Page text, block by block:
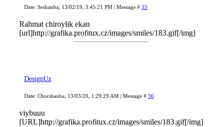
Date: Seshanba, 13/02/19, 3:45:21 PM | Message # 35
Rahmat chiroylik ekan
[url]http://grafika.profitux.cz/images/smiles/183.gif[/img]
DesignUz
Date: Chorshanba, 13/03/20, 1:29:29 AM | Message # 36
viybuuu
[URL]http://grafika.profitux.cz/images/smiles/183.gif[/img]